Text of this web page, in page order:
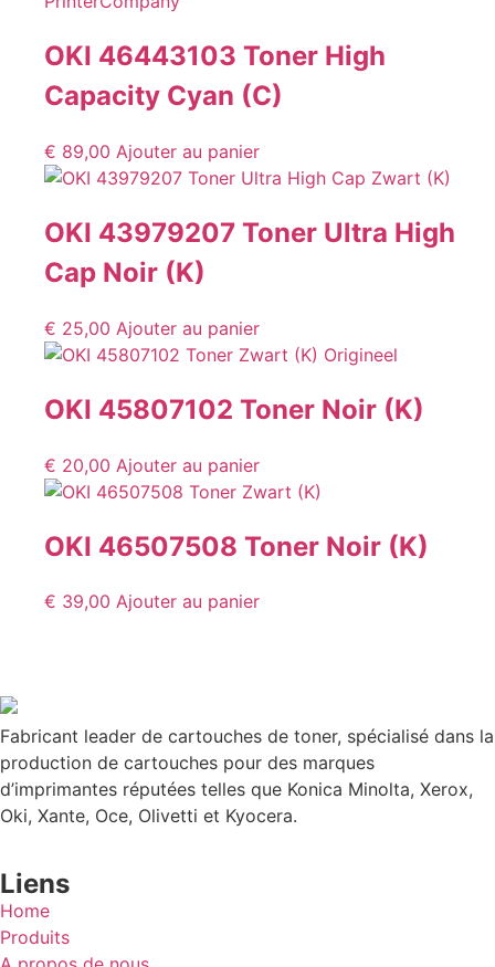
OKI 46443103 Toner High
Capacity Cyan (C)
€ 89,00 Ajouter au panier
OKI 43979207 Toner Ultra High
Cap Noir (K)
€ 25,00 Ajouter au panier
OKI 45807102 Toner Noir (K)
€ 20,00 Ajouter au panier
OKI 46507508 Toner Noir (K)
€ 39,00 Ajouter au panier
Fabricant leader de cartouches de toner, spécialisé dans la
production de cartouches pour des marques
d’imprimantes réputées telles que Konica Minolta, Xerox,
Oki, Xante, Oce, Olivetti et Kyocera.
Liens
Home
Produits